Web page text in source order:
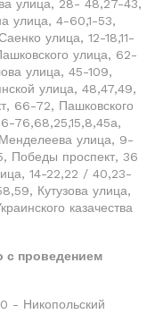
улица, 28- 48,27-43,
улица, 4-60,1-53,
улица, 12-18,11-
улица, 62-
улица, 45-109,
улица, 48,47,49,
66-72, Пашковского
76,68,25,15,8,45а,
улица, 9-
Победы проспект, 36
14-22,22 / 40,23-
Кутузова улица,
казачества
с проведением
- Никопольский